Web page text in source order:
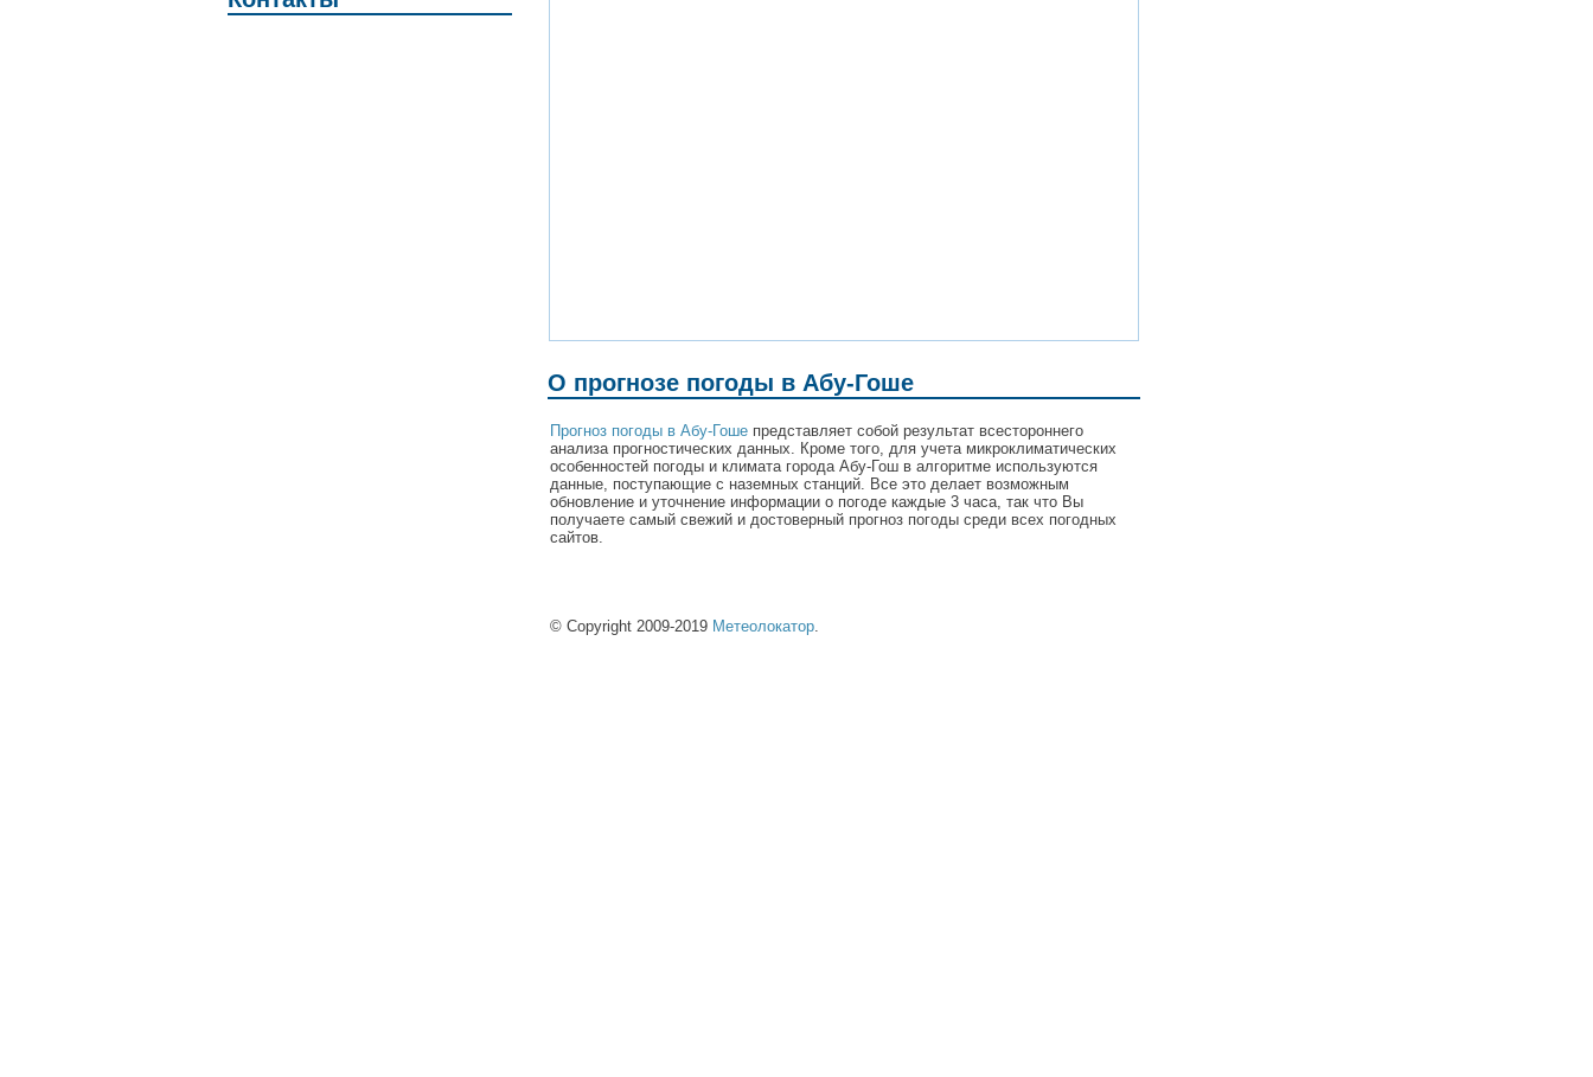
О прогнозе погоды в Абу-Гоше
Прогноз погоды в Абу-Гоше представляет собой результат всестороннего
анализа прогностических данных. Кроме того, для учета микроклиматических
особенностей погоды и климата города Абу-Гош в алгоритме используются
данные, поступающие с наземных станций. Все это делает возможным
обновление и уточнение информации о погоде каждые 3 часа, так что Вы
получаете самый свежий и достоверный прогноз погоды среди всех погодных
сайтов.
© Copyright 2009-2019 Метеолокатор